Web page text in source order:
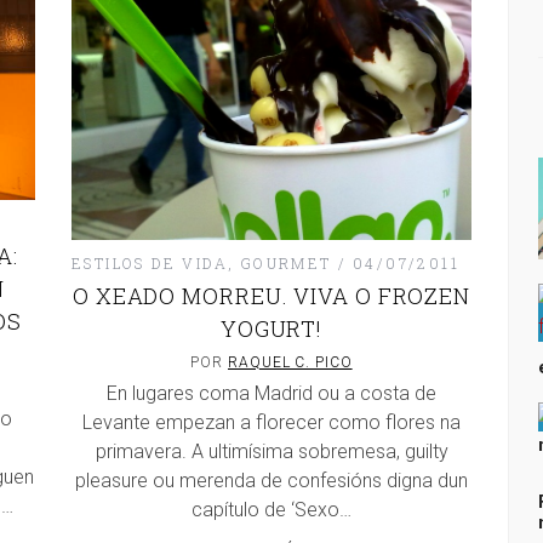
ESTILOS DE VIDA, GOURMET 04/07/2011
O XEADO MORREU. VIVA O FROZEN
YOGURT!
POR RAQUEL C. PICO
En lugares coma Madrid ou a costa de
Levante empezan a florecer como flores na
primavera. A ultimísima sobremesa, guilty
pleasure ou merenda de confesións digna dun
capítulo de ‘Sexo…